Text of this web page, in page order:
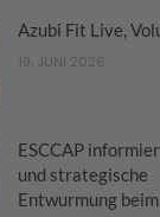
Azubi Fit Live,
19. JUNI 2026
ESCCAP
und strategische
Entwurmung